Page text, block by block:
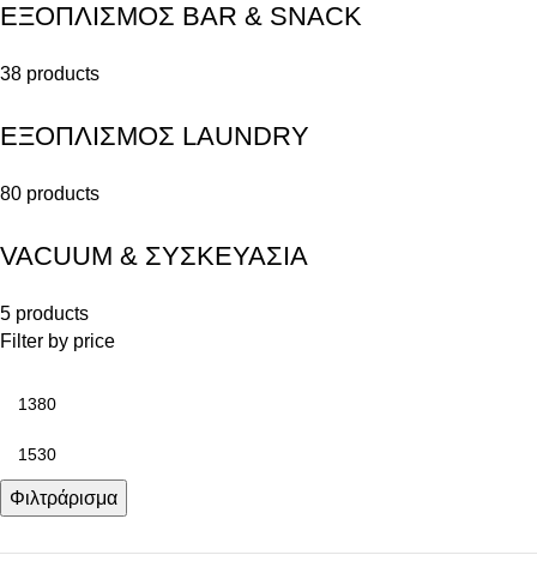
ΕΞΟΠΛΙΣΜΟΣ BAR & SNACK
38 products
ΕΞΟΠΛΙΣΜΟΣ LAUNDRY
80 products
VACUUM & ΣΥΣΚΕΥΑΣΙΑ
5 products
Filter by price
Φιλτράρισμα